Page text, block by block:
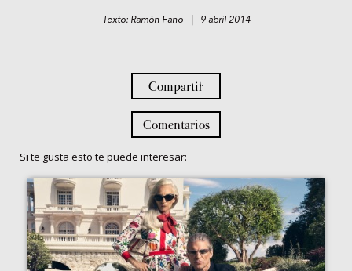
Texto: Ramón Fano | 9 abril 2014
Compartir
Comentarios
Si te gusta esto te puede interesar: